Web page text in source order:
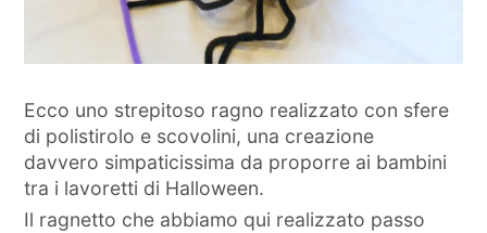
Ecco uno strepitoso ragno realizzato con sfere
di polistirolo e scovolini, una creazione
davvero simpaticissima da proporre ai bambini
tra i lavoretti di Halloween.
Il ragnetto che abbiamo qui realizzato passo